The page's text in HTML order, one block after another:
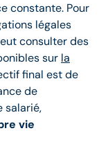
constante. Pour
légales
consulter des
sur la
final est de
de
salarié,
vie